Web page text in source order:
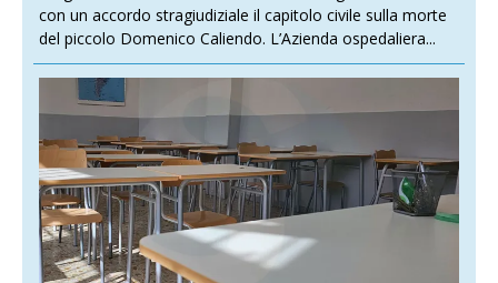
con un accordo stragiudiziale il capitolo civile sulla morte
del piccolo Domenico Caliendo. L’Azienda ospedaliera...